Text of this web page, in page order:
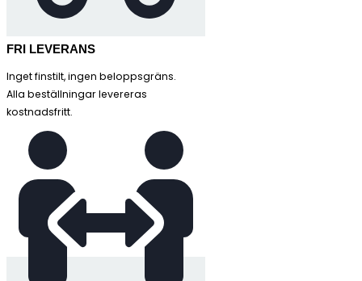
FRI LEVERANS
Inget finstilt, ingen beloppsgräns.
Alla beställningar levereras
kostnadsfritt.